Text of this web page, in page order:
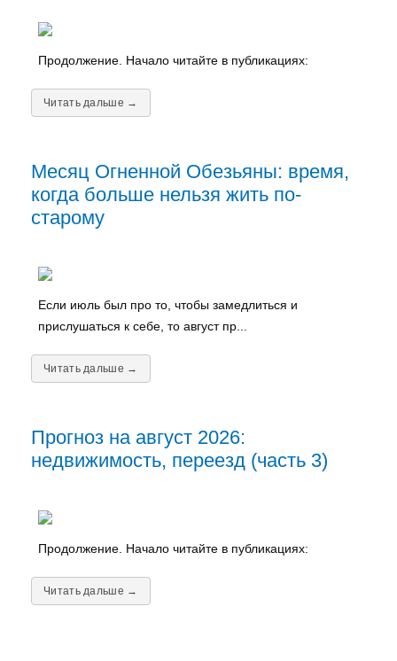
Продолжение. Начало читайте в публикациях:
Читать дальше →
Месяц Огненной Обезьяны: время,
когда больше нельзя жить по-
старому
Если июль был про то, чтобы замедлиться и
прислушаться к себе, то август пр...
Читать дальше →
Прогноз на август 2026:
недвижимость, переезд (часть 3)
Продолжение. Начало читайте в публикациях:
Читать дальше →